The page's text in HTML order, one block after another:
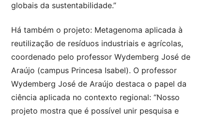
globais da sustentabilidade.”
Há também o projeto: Metagenoma aplicada à
reutilização de resíduos industriais e agrícolas,
coordenado pelo professor Wydemberg José de
Araújo (campus Princesa Isabel). O professor
Wydemberg José de Araújo destaca o papel da
ciência aplicada no contexto regional: “Nosso
projeto mostra que é possível unir pesquisa e